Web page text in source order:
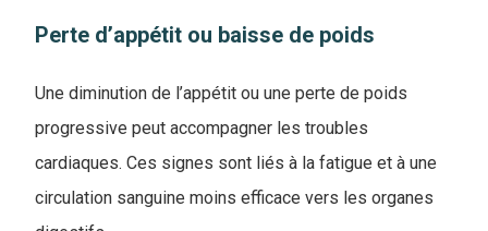
Perte d’appétit ou baisse de poids
Une diminution de l’appétit ou une perte de poids
progressive peut accompagner les troubles
cardiaques. Ces signes sont liés à la fatigue et à une
circulation sanguine moins efficace vers les organes